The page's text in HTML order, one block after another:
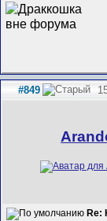
#849
Re: